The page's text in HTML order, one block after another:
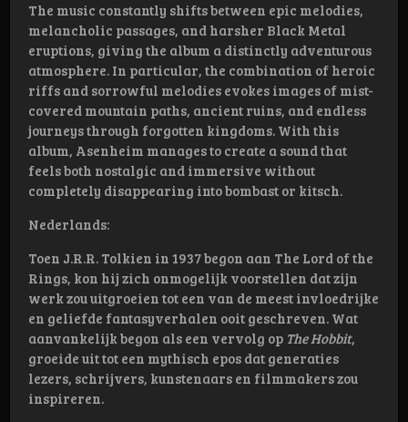
The music constantly shifts between epic melodies,
melancholic passages, and harsher Black Metal
eruptions, giving the album a distinctly adventurous
atmosphere. In particular, the combination of heroic
riffs and sorrowful melodies evokes images of mist-
covered mountain paths, ancient ruins, and endless
journeys through forgotten kingdoms. With this
album, Asenheim manages to create a sound that
feels both nostalgic and immersive without
completely disappearing into bombast or kitsch.
Nederlands:
Toen J.R.R. Tolkien in 1937 begon aan The Lord of the
Rings, kon hij zich onmogelijk voorstellen dat zijn
werk zou uitgroeien tot een van de meest invloedrijke
en geliefde fantasyverhalen ooit geschreven. Wat
aanvankelijk begon als een vervolg op The Hobbit,
groeide uit tot een mythisch epos dat generaties
lezers, schrijvers, kunstenaars en filmmakers zou
inspireren.